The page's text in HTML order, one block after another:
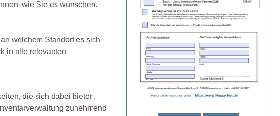
wie Sie es wünschen.
welchem Standort es sich
in alle relevanten
die sich dabei bieten,
zunehmend